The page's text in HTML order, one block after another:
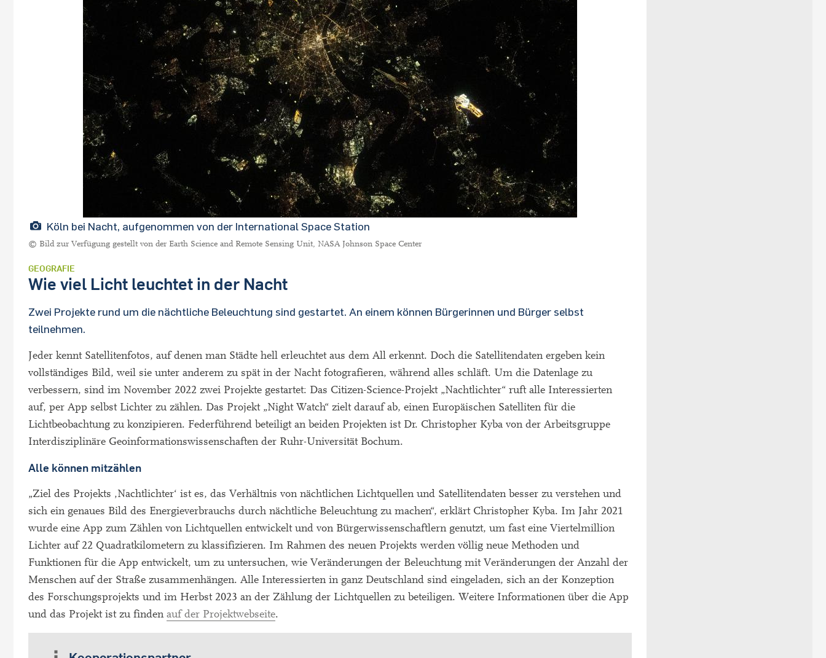
Köln bei Nacht, aufgenommen von der International Space Station
© Bild zur Verfügung gestellt von der Earth Science and Remote Sensing Unit, NASA Johnson Space Center
GEOGRAFIE
Wie viel Licht leuchtet in der Nacht
Zwei Projekte rund um die nächtliche Beleuchtung sind gestartet. An einem können Bürgerinnen und Bürger selbst
teilnehmen.
Jeder kennt Satellitenfotos, auf denen man Städte hell erleuchtet aus dem All erkennt. Doch die Satellitendaten ergeben kein
vollständiges Bild, weil sie unter anderem zu spät in der Nacht fotografieren, während alles schläft. Um die Datenlage zu
verbessern, sind im November 2022 zwei Projekte gestartet: Das Citizen-Science-Projekt „Nachtlichter“ ruft alle Interessierten
auf, per App selbst Lichter zu zählen. Das Projekt „Night Watch“ zielt darauf ab, einen Europäischen Satelliten für die
Lichtbeobachtung zu konzipieren. Federführend beteiligt an beiden Projekten ist Dr. Christopher Kyba von der Arbeitsgruppe
Interdisziplinäre Geoinformationswissenschaften der Ruhr-Universität Bochum.
Alle können mitzählen
„Ziel des Projekts ‚Nachtlichter‘ ist es, das Verhältnis von nächtlichen Lichtquellen und Satellitendaten besser zu verstehen und
sich ein genaues Bild des Energieverbrauchs durch nächtliche Beleuchtung zu machen“, erklärt Christopher Kyba. Im Jahr 2021
wurde eine App zum Zählen von Lichtquellen entwickelt und von Bürgerwissenschaftlern genutzt, um fast eine Viertelmillion
Lichter auf 22 Quadratkilometern zu klassifizieren. Im Rahmen des neuen Projekts werden völlig neue Methoden und
Funktionen für die App entwickelt, um zu untersuchen, wie Veränderungen der Beleuchtung mit Veränderungen der Anzahl der
Menschen auf der Straße zusammenhängen. Alle Interessierten in ganz Deutschland sind eingeladen, sich an der Konzeption
des Forschungsprojekts und im Herbst 2023 an der Zählung der Lichtquellen zu beteiligen. Weitere Informationen über die App
und das Projekt ist zu finden auf der Projektwebseite.